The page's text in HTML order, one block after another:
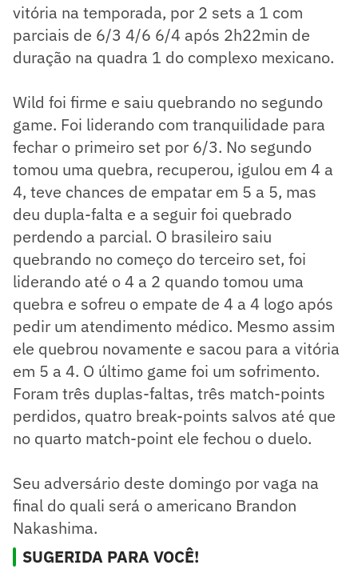
vitória na temporada, por 2 sets a 1 com
parciais de 6/3 4/6 6/4 após 2h22min de
duração na quadra 1 do complexo mexicano.
Wild foi firme e saiu quebrando no segundo
game. Foi liderando com tranquilidade para
fechar o primeiro set por 6/3. No segundo
tomou uma quebra, recuperou, igulou em 4 a
4, teve chances de empatar em 5 a 5, mas
deu dupla-falta e a seguir foi quebrado
perdendo a parcial. O brasileiro saiu
quebrando no começo do terceiro set, foi
liderando até o 4 a 2 quando tomou uma
quebra e sofreu o empate de 4 a 4 logo após
pedir um atendimento médico. Mesmo assim
ele quebrou novamente e sacou para a vitória
em 5 a 4. O último game foi um sofrimento.
Foram três duplas-faltas, três match-points
perdidos, quatro break-points salvos até que
no quarto match-point ele fechou o duelo.
Seu adversário deste domingo por vaga na
final do quali será o americano Brandon
Nakashima.
SUGERIDA PARA VOCÊ!